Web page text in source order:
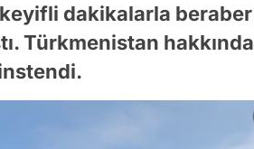
dakikalarla beraber
Türkmenistan hakkında